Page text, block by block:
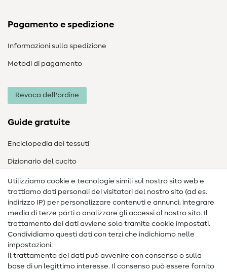
Pagamento e spedizione
Informazioni sulla spedizione
Metodi di pagamento
Revoca dell'ordine
Guide gratuite
Enciclopedia dei tessuti
Dizionario del cucito
Nähanleitungen
Assistenza e contatto
Contatto
Informazioni sul nuovo proprietario
FAQ
Utilizziamo cookie e tecnologie simili sul nostro sito web e
trattiamo dati personali dei visitatori del nostro sito (ad es.
indirizzo IP) per personalizzare contenuti e annunci, integrare
media di terze parti o analizzare gli accessi al nostro sito. Il
trattamento dei dati avviene solo tramite cookie impostati.
Condividiamo questi dati con terzi che indichiamo nelle
impostazioni.
Il trattamento dei dati può avvenire con consenso o sulla
base di un legittimo interesse. Il consenso può essere fornito